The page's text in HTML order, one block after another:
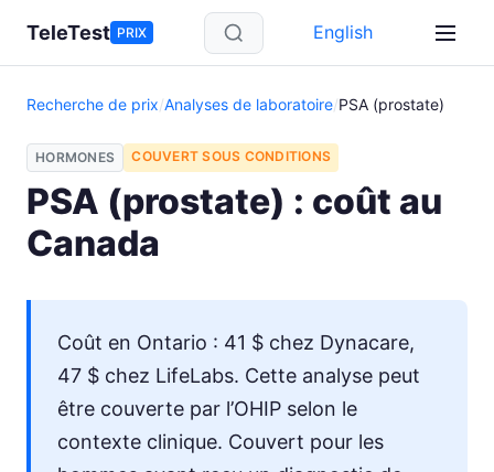
Aller au contenu principal
TeleTest PRIX English
Recherche de prix/Analyses de laboratoire/PSA (prostate)
HORMONES COUVERT SOUS CONDITIONS
PSA (prostate) : coût au
Canada
Coût en Ontario : 41 $ chez Dynacare,
47 $ chez LifeLabs. Cette analyse peut
être couverte par l’OHIP selon le
contexte clinique. Couvert pour les